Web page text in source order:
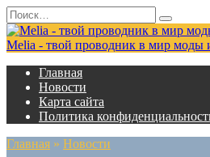
Перейти
к
содержанию
Search
for:
Melia - твой проводник в мир моды
Главная
Новости
Карта сайта
Политика
Главная » Новости